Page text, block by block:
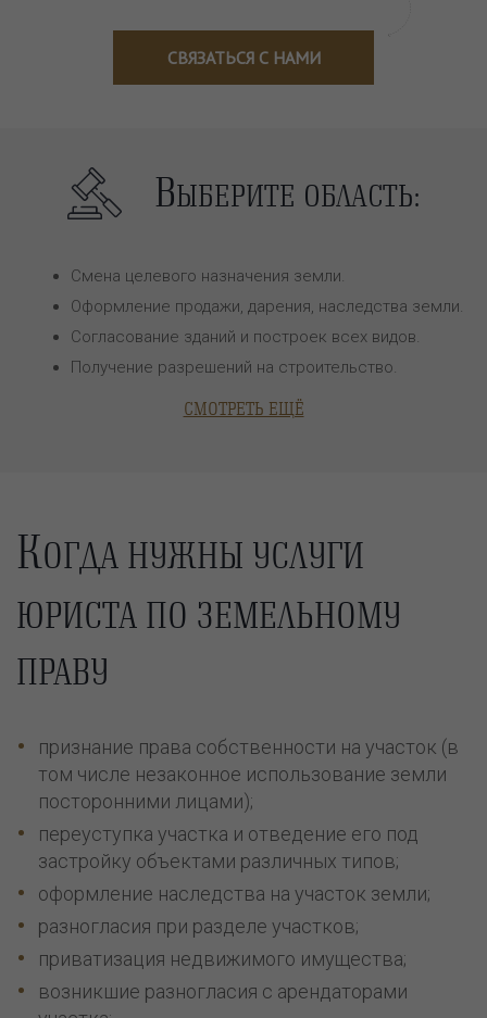
СВЯЗАТЬСЯ С НАМИ
ВЫБЕРИТЕ ОБЛАСТЬ:
Смена целевого назначения земли.
Оформление продажи, дарения, наследства земли.
Согласование зданий и построек всех видов.
Получение разрешений на строительство.
СМОТРЕТЬ ЕЩЁ
КОГДА НУЖНЫ УСЛУГИ
ЮРИСТА ПО ЗЕМЕЛЬНОМУ
ПРАВУ
признание права собственности на участок (в
том числе незаконное использование земли
посторонними лицами);
переуступка участка и отведение его под
застройку объектами различных типов;
оформление наследства на участок земли;
разногласия при разделе участков;
приватизация недвижимого имущества;
возникшие разногласия с арендаторами